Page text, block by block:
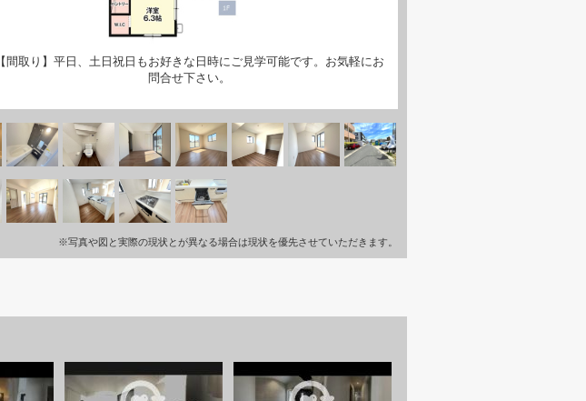
【間取り】平日、土日祝日もお好きな日時にご見学可能です。お気軽にお
問合せ下さい。
※写真や図と実際の現状とが異なる場合は現状を優先させていただきます。